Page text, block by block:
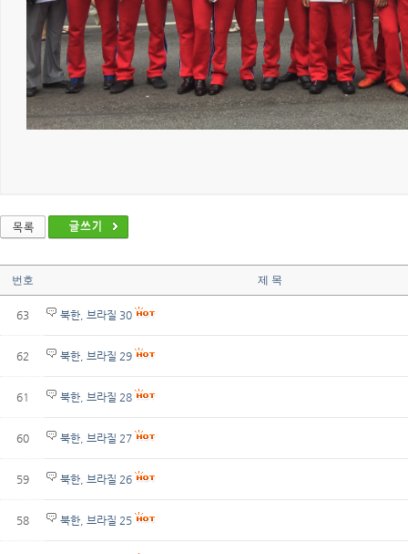
번호 제 목
63 북한, 브라질 30
62 북한, 브라질 29
61 북한, 브라질 28
60 북한, 브라질 27
59 북한, 브라질 26
58 북한, 브라질 25